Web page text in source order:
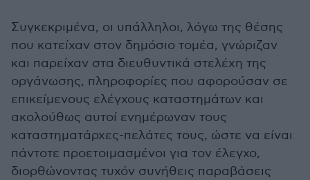
Συγκεκριμένα, οι υπάλληλοι, λόγω της θέσης
που κατείχαν στον δημόσιο τομέα, γνώριζαν
και παρείχαν στα διευθυντικά στελέχη της
οργάνωσης, πληροφορίες που αφορούσαν σε
επικείμενους ελέγχους καταστημάτων και
ακολούθως αυτοί ενημέρωναν τους
καταστηματάρχες-πελάτες τους, ώστε να είναι
πάντοτε προετοιμασμένοι για τον έλεγχο,
διορθώνοντας τυχόν συνήθεις παραβάσεις